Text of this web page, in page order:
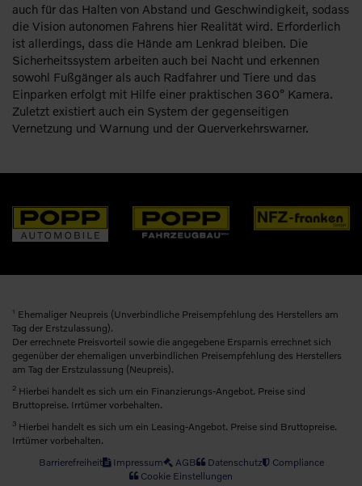
auch für das Halten von Abstand und Geschwindigkeit, sodass
die Vision autonomen Fahrens hier Realität wird. Erforderlich
ist allerdings, dass die Hände am Lenkrad bleiben. Die
Sicherheitssystem arbeiten auch bei Nacht und erkennen
sowohl Fußgänger als auch Radfahrer und Tiere und das
Einparken erfolgt mit Hilfe einer praktischen 360° Kamera.
Zuletzt existiert auch ein System der gegenseitigen
Vernetzung und Warnung und der Querverkehrswarner.
1 Ehemaliger Neupreis (Unverbindliche Preisempfehlung des Herstellers am
Tag der Erstzulassung).
Der errechnete Preisvorteil sowie die angegebene Ersparnis errechnet sich
gegenüber der ehemaligen unverbindlichen Preisempfehlung des Herstellers
am Tag der Erstzulassung (Neupreis).
2 Hierbei handelt es sich um ein Finanzierungs-Angebot. Preise sind
Bruttopreise. Irrtümer vorbehalten.
3 Hierbei handelt es sich um ein Leasing-Angebot. Preise sind Bruttopreise.
Irrtümer vorbehalten.
Barrierefreiheit
Impressum AGB Datenschutz
Compliance
Cookie Einstellungen